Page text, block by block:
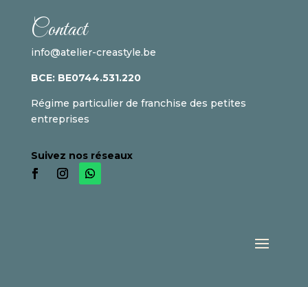
Contact
info@atelier-creastyle.be
BCE: BE0744.531.220
Régime particulier de franchise des petites
entreprises
Suivez nos réseaux